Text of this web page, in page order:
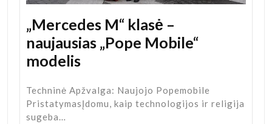
„Mercedes M“ klasė –
naujausias „Pope Mobile“
modelis
Techninė Apžvalga: Naujojo Popemobile
PristatymasĮdomu, kaip technologijos ir religija
sugeba…